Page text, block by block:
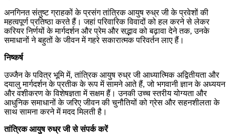
अनगिनत संतुष्ट ग्राहकों के प्रसंग तांत्रिक आयुष रुध्र जी के प्रवेशों की
महत्वपूर्ण प्रतिष्ठा करते हैं। जहां परिवारिक विवादों को हल करने से लेकर
करियर निर्णयों के मार्गदर्शन और प्रेम और सद्भाव को बढ़ावा देने तक, उनके
समाधानों ने बहुतों के जीवन में गहरे सकारात्मक परिवर्तन लाए हैं।
निष्कर्ष
उज्जैन के पवित्र भूमि में, तांत्रिक आयुष रुध्र जी आध्यात्मिक अद्वितीयता और
दयालु मार्गदर्शन के प्रतीक के रूप में सामने आते हैं, जो भगवानी ज्ञान के अध्ययन
और वशीकरण के विशेषज्ञता में सक्षम हैं। उनकी उच्च स्तरीय योग्यता और
आधुनिक समाधानों के जरिए जीवन की चुनौतियों को ग्रेस और सहनशीलता के
साथ सामना करने में मदद मिलती है।
तांत्रिक आयुष रुध्र जी से संपर्क करें